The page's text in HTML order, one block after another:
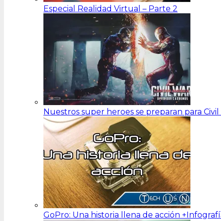
Especial Realidad Virtual – Parte 2
Nuestros super heroes se preparan para Civil
GoPro: Una historia llena de acción